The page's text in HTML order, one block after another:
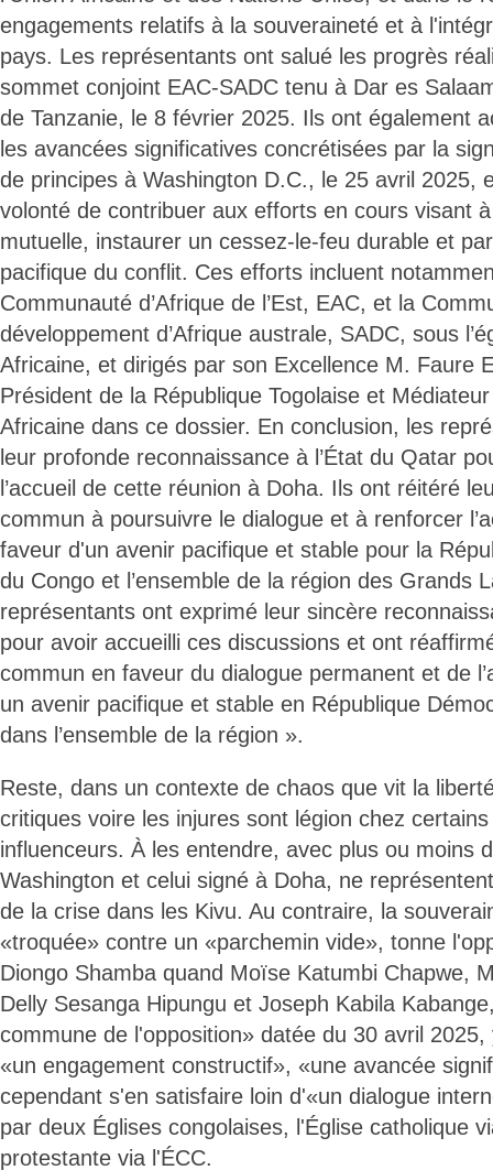
engagements relatifs à la souveraineté et à
pays. Les représentants ont salué les progrès
sommet conjoint EAC-SADC tenu à Dar es
de Tanzanie, le 8 février 2025. Ils ont également
les avancées significatives concrétisées par la
de principes à Washington D.C., le 25 avril 2025,
volonté de contribuer aux efforts en cours visant
mutuelle, instaurer un cessez-le-feu durable et
pacifique du conflit. Ces efforts incluent
Communauté d’Afrique de l’Est, EAC, et la
développement d’Afrique australe, SADC, sous
Africaine, et dirigés par son Excellence M. Faure
Président de la République Togolaise et
Africaine dans ce dossier. En conclusion, les
leur profonde reconnaissance à l’État du Qatar
l’accueil de cette réunion à Doha. Ils ont réitéré
commun à poursuivre le dialogue et à renforcer
faveur d'un avenir pacifique et stable pour la
du Congo et l’ensemble de la région des Grands
représentants ont exprimé leur sincère
pour avoir accueilli ces discussions et ont
commun en faveur du dialogue permanent et de
un avenir pacifique et stable en République
dans l’ensemble de la région ».
Reste, dans un contexte de chaos que vit la
critiques voire les injures sont légion chez
influenceurs. À les entendre, avec plus ou moins
Washington et celui signé à Doha, ne
de la crise dans les Kivu. Au contraire, la
«troquée» contre un «parchemin vide», tonne
Diongo Shamba quand Moïse Katumbi Chapwe,
Delly Sesanga Hipungu et Joseph Kabila
commune de l'opposition» datée du 30 avril
«un engagement constructif», «une avancée
cependant s'en satisfaire loin d'«un dialogue
par deux Églises congolaises, l'Église catholique
protestante via l'ÉCC.